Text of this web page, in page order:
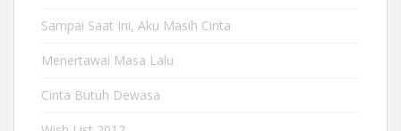
Sampai Saat Ini, Aku Masih Cinta
Menertawai Masa Lalu
Cinta Butuh Dewasa